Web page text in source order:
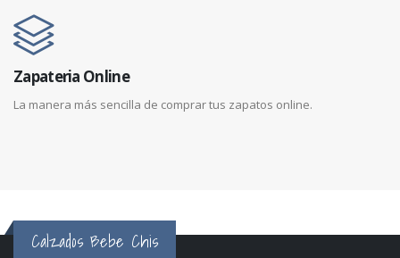
Zapateria Online
La manera más sencilla de comprar tus zapatos online.
Calzados Bebe Chis